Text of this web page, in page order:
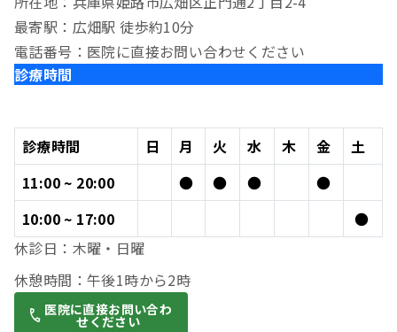
最寄駅：広畑駅 徒歩約10分
電話番号：医院に直接お問い合わせください
診療時間
診療時間 日 月 火 水 木 金
土
11:00 ~ 20:00
● ● ●
●
10:00 ~ 17:00
●
休診日：木曜・日曜
休憩時間：午後1時から2時
医院に直接お問い合わ
せください